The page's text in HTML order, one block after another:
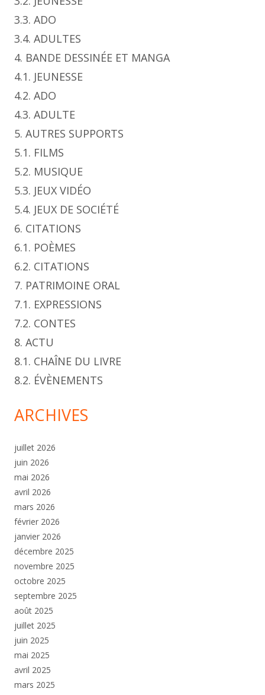
3.3. ADO
3.4. ADULTES
4. BANDE DESSINÉE ET MANGA
4.1. JEUNESSE
4.2. ADO
4.3. ADULTE
5. AUTRES SUPPORTS
5.1. FILMS
5.2. MUSIQUE
5.3. JEUX VIDÉO
5.4. JEUX DE SOCIÉTÉ
6. CITATIONS
6.1. POÈMES
6.2. CITATIONS
7. PATRIMOINE ORAL
7.1. EXPRESSIONS
7.2. CONTES
8. ACTU
8.1. CHAÎNE DU LIVRE
8.2. ÉVÈNEMENTS
ARCHIVES
juillet 2026
juin 2026
mai 2026
avril 2026
mars 2026
février 2026
janvier 2026
décembre 2025
novembre 2025
octobre 2025
septembre 2025
août 2025
juillet 2025
juin 2025
mai 2025
avril 2025
mars 2025